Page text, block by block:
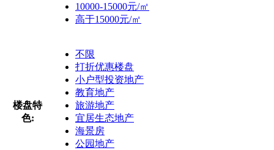
10000-15000元/㎡
高于15000元/㎡
楼盘特
色:
不限
打折优惠楼盘
小户型投资地产
教育地产
旅游地产
宜居生态地产
海景房
公园地产